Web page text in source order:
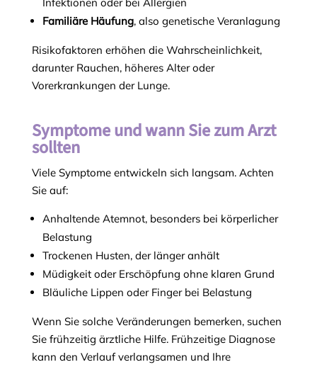
Familiäre Häufung, also genetische Veranlagung
Risikofaktoren erhöhen die Wahrscheinlichkeit,
darunter Rauchen, höheres Alter oder
Vorerkrankungen der Lunge.
Symptome und wann Sie zum Arzt
sollten
Viele Symptome entwickeln sich langsam. Achten
Sie auf:
Anhaltende Atemnot, besonders bei körperlicher
Belastung
Trockenen Husten, der länger anhält
Müdigkeit oder Erschöpfung ohne klaren Grund
Bläuliche Lippen oder Finger bei Belastung
Wenn Sie solche Veränderungen bemerken, suchen
Sie frühzeitig ärztliche Hilfe. Frühzeitige Diagnose
kann den Verlauf verlangsamen und Ihre